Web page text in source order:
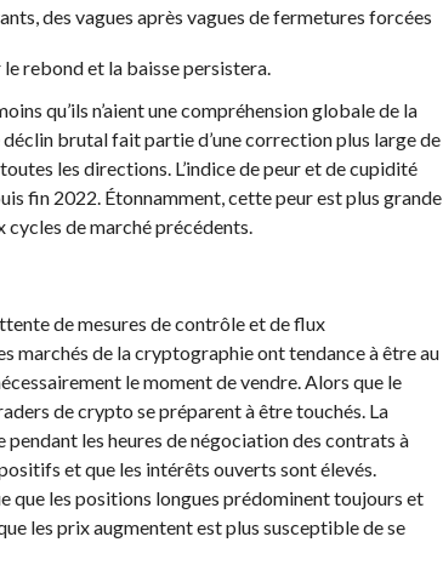
des vagues après vagues de fermetures forcées
rebond et la baisse persistera.
qu’ils n’aient une compréhension globale de la
brutal fait partie d’une correction plus large de
les directions. L’indice de peur et de cupidité
fin 2022. Étonnamment, cette peur est plus grande
cycles de marché précédents.
de mesures de contrôle et de flux
marchés de la cryptographie ont tendance à être au
le moment de vendre. Alors que le
de crypto se préparent à être touchés. La
les heures de négociation des contrats à
et que les intérêts ouverts sont élevés.
que les positions longues prédominent toujours et
les prix augmentent est plus susceptible de se